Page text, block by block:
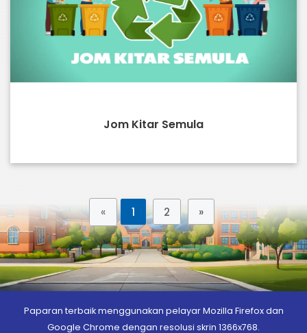
Jom Kitar Semula
« 1 2 »
Paparan terbaik menggunakan pelayar Mozilla Firefox dan
Google Chrome dengan resolusi skrin 1366x768.